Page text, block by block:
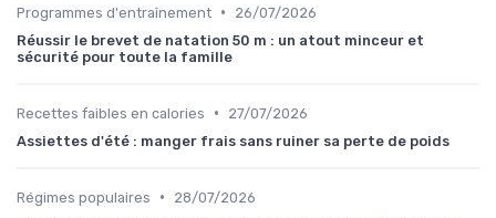
Programmes d'entraînement •
26/07/2026
Réussir le brevet de natation 50 m : un atout minceur et
sécurité pour toute la famille
Recettes faibles en calories •
27/07/2026
Assiettes d'été : manger frais sans ruiner sa perte de poids
Régimes populaires •
28/07/2026